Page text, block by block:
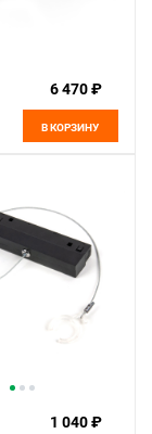
6 470 ₽
В КОРЗИНУ
1 040 ₽